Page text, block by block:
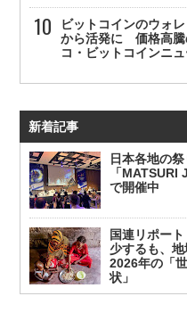
ビットコインのウォ
から活発に 価格高騰
コ・ビットコインニュ
新着記事
日本各地の
「MATSURI
で開催中
国連リポー
少するも、
2026年の「
状」